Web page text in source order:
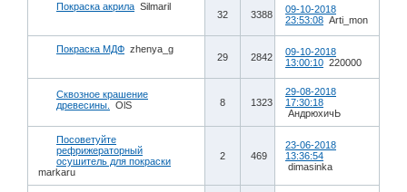
Покраска акрила Silmaril
32 3388
09-10-2018
23:53:08 Arti_mon
Покраска МДФ zhenya_g
29 2842
09-10-2018
13:00:10 220000
Сквозное крашение
древесины.
OlS 8 1323
29-08-2018
17:30:18
АндрюхичЬ
Посоветуйте
рефрижераторный
осушитель для покраски
markaru
2 469
23-06-2018
13:36:54
dimasinka